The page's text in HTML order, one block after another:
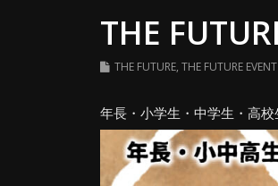
THE
THE FUTURE, THE FUTURE EVENT
年長・小学生・中学生・高